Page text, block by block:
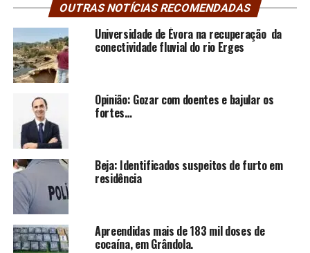
OUTRAS NOTÍCIAS RECOMENDADAS
Universidade de Évora na recuperação da
conectividade fluvial do rio Erges
Opinião: Gozar com doentes e bajular os
fortes…
Beja: Identificados suspeitos de furto em
residência
Apreendidas mais de 183 mil doses de
cocaína, em Grândola.